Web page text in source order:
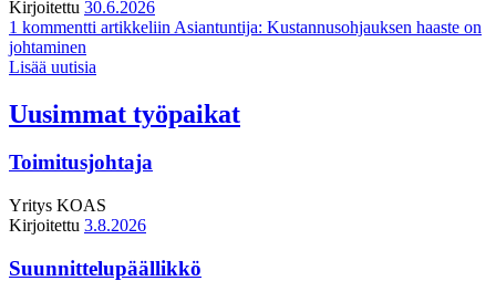
Kirjoitettu 30.6.2026
1 kommentti artikkeliin Asiantuntija: Kustannusohjauksen haaste on
johtaminen
Lisää uutisia
Uusimmat työpaikat
Toimitusjohtaja
Yritys KOAS
Kirjoitettu 3.8.2026
Suunnittelupäällikkö